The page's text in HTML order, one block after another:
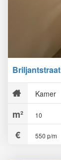
Briljantstraat
Kamer
10
550 p/m